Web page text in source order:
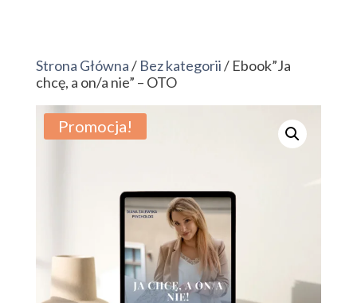
Strona Główna/ Bez kategorii/ Ebook”Ja
chcę, a on/a nie” – OTO
Promocja!